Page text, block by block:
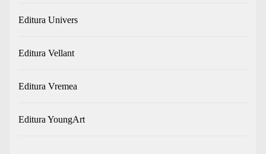
Editura Univers
Editura Vellant
Editura Vremea
Editura YoungArt